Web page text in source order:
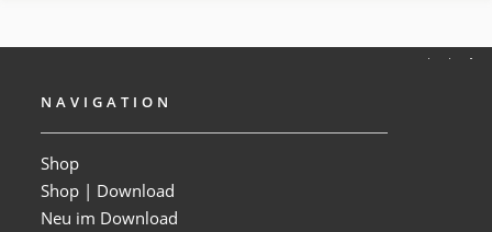
NAVIGATION
Shop
Shop | Download
Neu im Download